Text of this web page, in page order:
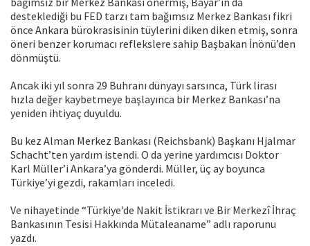
desteklediği bu FED tarzı tam bağımsız Merkez Bankası fikri
önce Ankara bürokrasisinin tüylerini diken diken etmiş, sonra
öneri benzer korumacı reflekslere sahip Başbakan İnönü’den
dönmüştü.
Ancak iki yıl sonra 29 Buhranı dünyayı sarsınca, Türk lirası
hızla değer kaybetmeye başlayınca bir Merkez Bankası’na
yeniden ihtiyaç duyuldu.
Bu kez Alman Merkez Bankası (Reichsbank) Başkanı Hjalmar
Schacht’ten yardım istendi. O da yerine yardımcısı Doktor
Karl Müller’i Ankara’ya gönderdi. Müller, üç ay boyunca
Türkiye’yi gezdi, rakamları inceledi.
Ve nihayetinde “Türkiye’de Nakit İstikrarı ve Bir Merkezî İhraç
Bankasının Tesisi Hakkında Mütaleaname” adlı raporunu
yazdı.